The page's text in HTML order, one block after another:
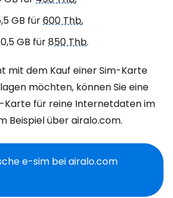
GB für600 Thb,
GB für850 Thb.
mit dem Kauf einer Sim-Karte
möchten, können Sie eine
Karte für reine Internetdaten im
Beispiel über airalo.com.
e-sim bei airalo.com